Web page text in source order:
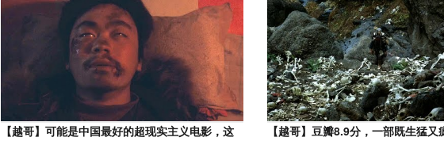
【越哥】可能是中国最好的超现实主义电影，这
【越哥】豆瓣8.9分，一部既生猛